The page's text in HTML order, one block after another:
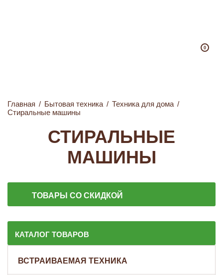
0
Главная / Бытовая техника / Техника для дома /
Стиральные машины
СТИРАЛЬНЫЕ
МАШИНЫ
ТОВАРЫ СО СКИДКОЙ
КАТАЛОГ ТОВАРОВ
ВСТРАИВАЕМАЯ ТЕХНИКА